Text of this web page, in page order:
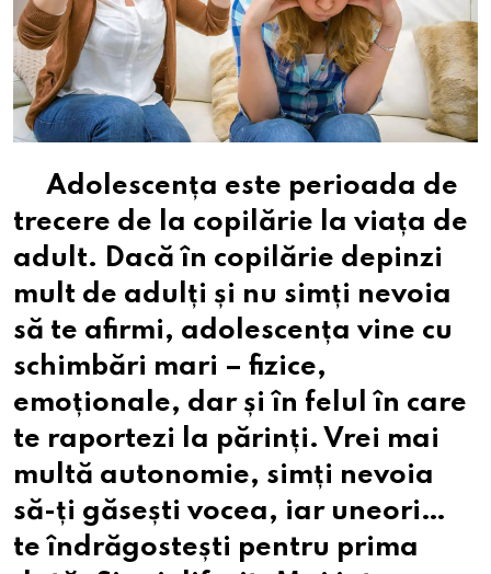
Adolescența este perioada de
trecere de la copilărie la viața de
adult. Dacă în copilărie depinzi
mult de adulți și nu simți nevoia
să te afirmi, adolescența vine cu
schimbări mari – fizice,
emoționale, dar și în felul în care
te raportezi la părinți. Vrei mai
multă autonomie, simți nevoia
să-ți găsești vocea, iar uneori…
te îndrăgostești pentru prima